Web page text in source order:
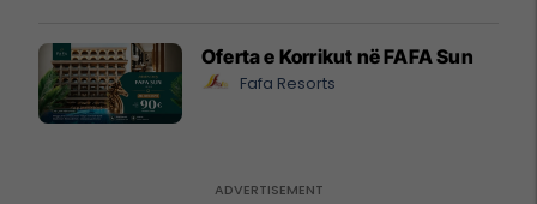
Oferta e Korrikut në FAFA Sun
Fafa Resorts